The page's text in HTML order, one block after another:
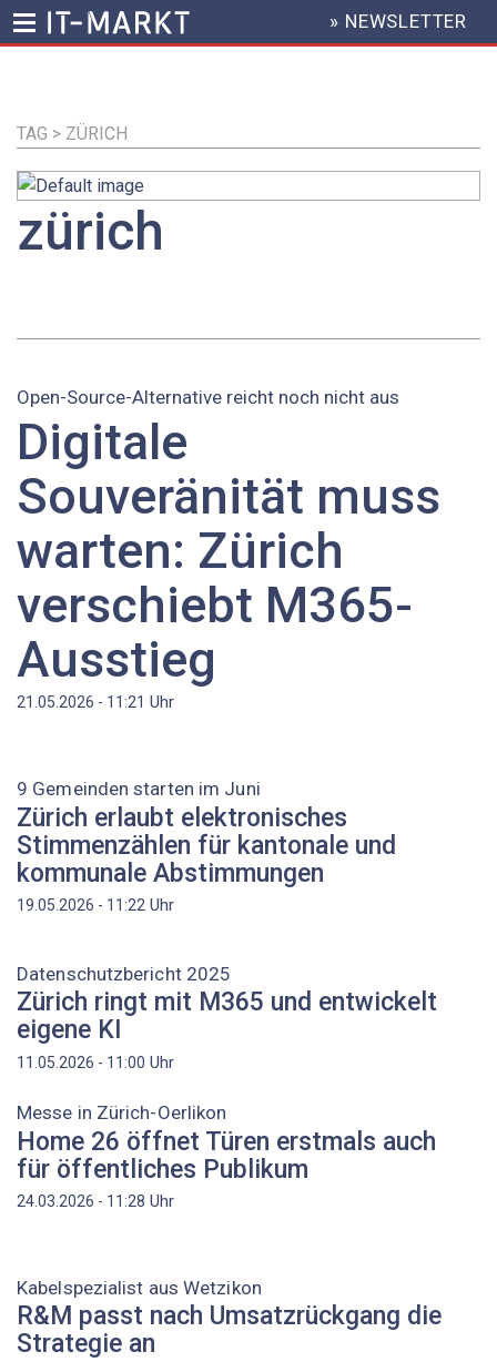
Inhalt
HEADER
MENU
» NEWSLETTER
TAG > ZÜRICH
zürich
Open-Source-Alternative reicht noch nicht aus
Digitale
Souveränität muss
warten: Zürich
verschiebt M365-
Ausstieg
21.05.2026 - 11:21 Uhr
9 Gemeinden starten im Juni
Zürich erlaubt elektronisches
Stimmenzählen für kantonale und
kommunale Abstimmungen
19.05.2026 - 11:22 Uhr
Datenschutzbericht 2025
Zürich ringt mit M365 und entwickelt
eigene KI
11.05.2026 - 11:00 Uhr
Messe in Zürich-Oerlikon
Home 26 öffnet Türen erstmals auch
für öffentliches Publikum
24.03.2026 - 11:28 Uhr
Kabelspezialist aus Wetzikon
R&M passt nach Umsatzrückgang die
Strategie an